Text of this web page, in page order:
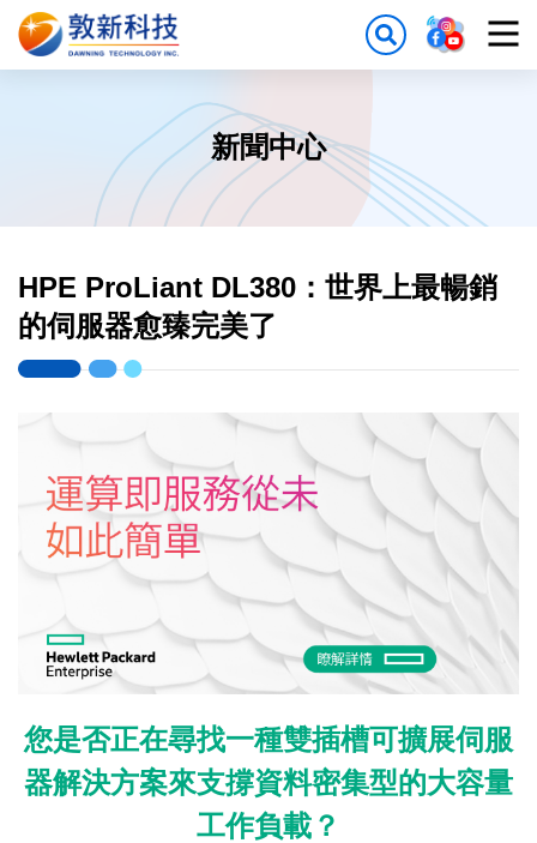
新聞中心
HPE ProLiant DL380：世界上最暢銷
的伺服器愈臻完美了
您是否正在尋找一種雙插槽可擴展伺服
器解決方案來支撐資料密集型的大容量
工作負載？